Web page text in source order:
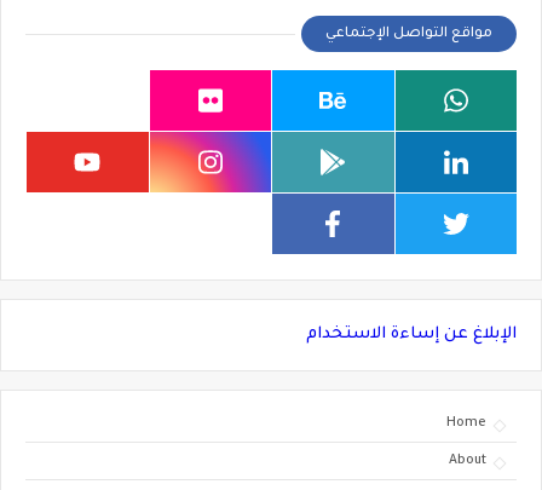
مواقع التواصل الإجتماعي
الإبلاغ عن إساءة الاستخدام
Home
About